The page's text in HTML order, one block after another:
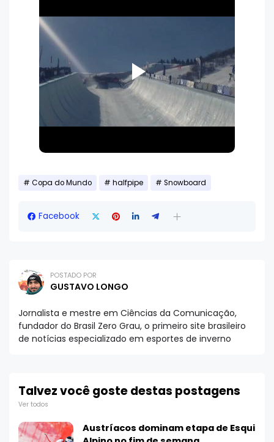
Copa do Mundo halfpipe Snowboard
Facebook
POSTADO POR
GUSTAVO LONGO
Jornalista e mestre em Ciências da Comunicação,
fundador do Brasil Zero Grau, o primeiro site brasileiro
de notícias especializado em esportes de inverno
Talvez você goste destas postagens
Ver todos
Austríacos dominam etapa de Esqui